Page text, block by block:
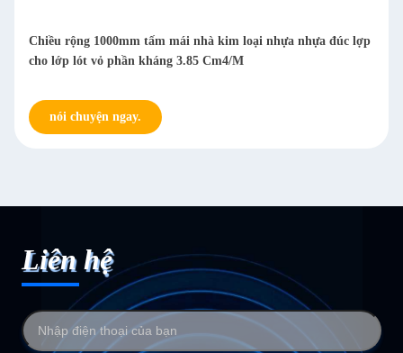
Chiều rộng 1000mm tấm mái nhà kim loại nhựa nhựa đúc lợp
cho lớp lót vỏ phần kháng 3.85 Cm4/M
nói chuyện ngay.
Liên hệ